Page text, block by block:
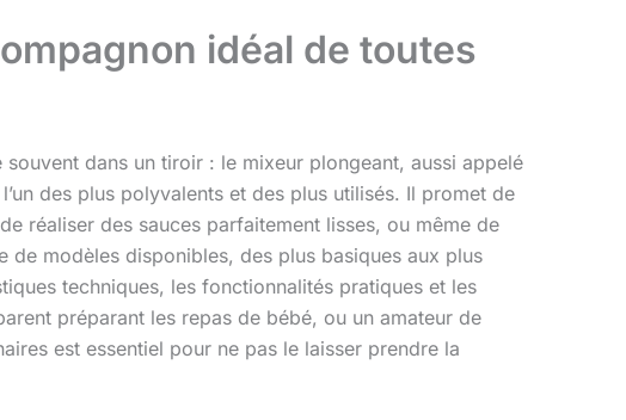
idéal de toutes
dans un tiroir : le mixeur plongeant, aussi appelé
des plus polyvalents et des plus utilisés. Il promet de
réaliser des sauces parfaitement lisses, ou même de
modèles disponibles, des plus basiques aux plus
techniques, les fonctionnalités pratiques et les
préparant les repas de bébé, ou un amateur de
est essentiel pour ne pas le laisser prendre la